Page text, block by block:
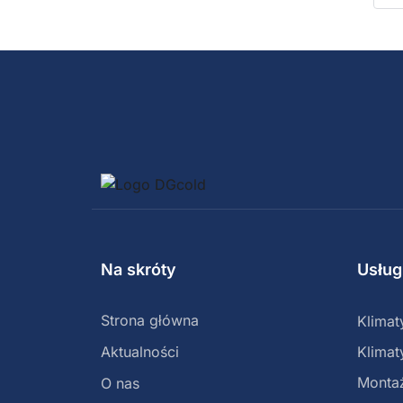
przyjeżdżają na kawę awaria
Na skróty
Strona główna
Aktualności
O nas